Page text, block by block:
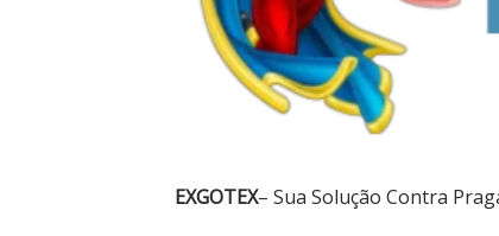
EXGOTEX– Sua Solução Contra